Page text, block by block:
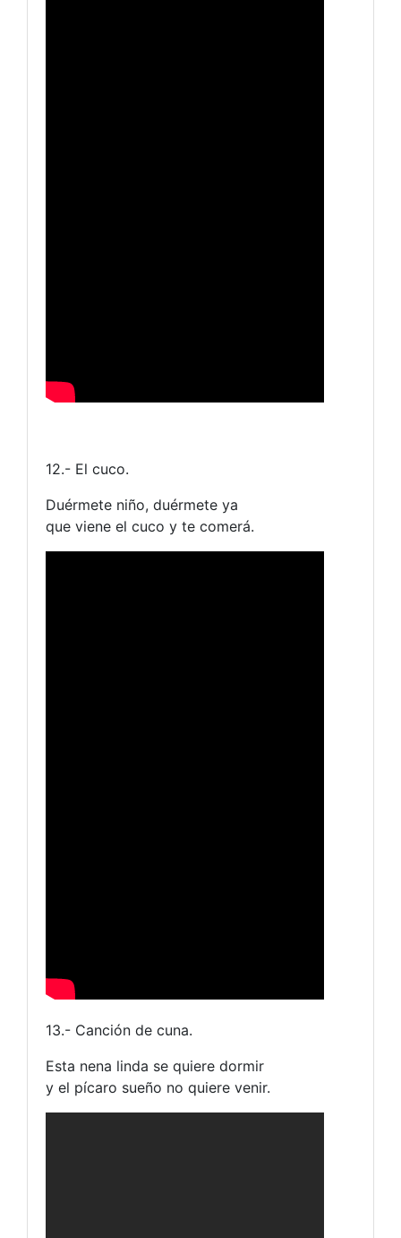
12.- El cuco.
Duérmete niño, duérmete ya
que viene el cuco y te comerá.
13.- Canción de cuna.
Esta nena linda se quiere dormir
y el pícaro sueño no quiere venir.